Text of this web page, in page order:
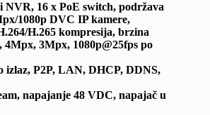
NVR, 16 x PoE switch, podržava
1080p DVC IP kamere,
H.265 kompresija, brzina
3Mpx, 1080p@25fps po
P2P, LAN, DHCP, DDNS,
napajanje 48 VDC, napajač u